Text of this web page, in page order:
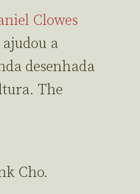
Clowes
a
desenhada
The
Cho.